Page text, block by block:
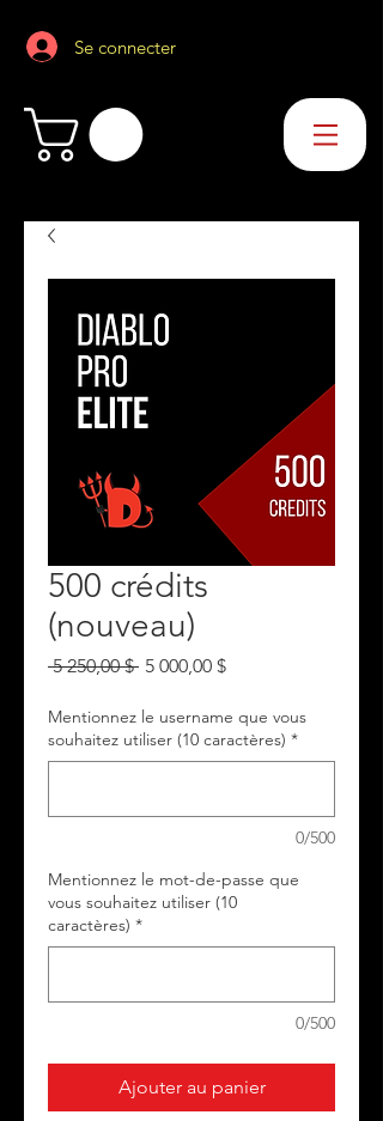
Se connecter
500 crédits
(nouveau)
5 250,00 $ Prix
5 000,00 $Prix
Mentionnez le username que vous
souhaitez utiliser (10 caractères) *
0/500
Mentionnez le mot-de-passe que
vous souhaitez utiliser (10
caractères) *
0/500
Ajouter au panier